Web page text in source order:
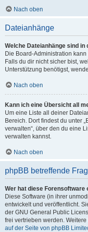
Nach oben
Dateianhänge
Welche Dateianhänge sind
Die Board-Administration
Falls du dir nicht sicher bist,
Unterstützung benötigst,
Nach oben
Kann ich eine Übersicht all
Um eine Liste all deiner
Bereich. Dort findest du unter
verwalten“, über den du eine
verwalten kannst.
Nach oben
phpBB betreffende
Wer hat diese Forensoftware
Diese Software (in ihrer
entwickelt und veröffentlicht.
der GNU General Public
frei vertrieben werden.
auf der Seite von phpBB